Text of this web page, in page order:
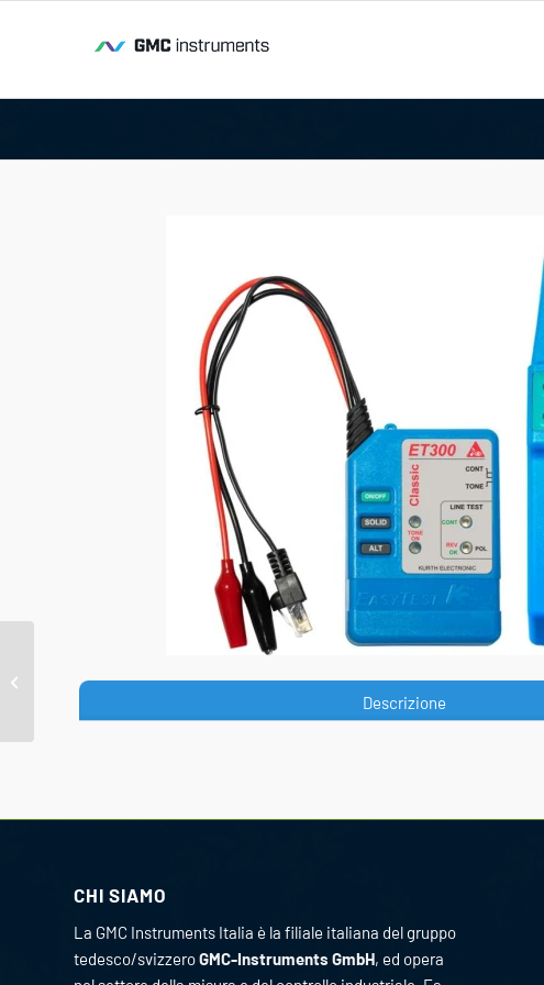
Descrizione
CHI SIAMO
La GMC Instruments Italia è la filiale italiana del gruppo
tedesco/svizzeroGMC-Instruments GmbH, ed opera
CB-Configurator